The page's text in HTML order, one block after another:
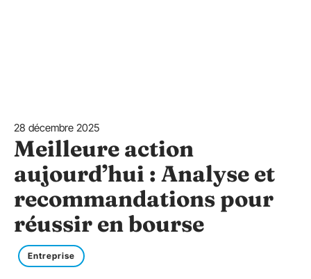
28 décembre 2025
Meilleure action
aujourd’hui : Analyse et
recommandations pour
réussir en bourse
Entreprise